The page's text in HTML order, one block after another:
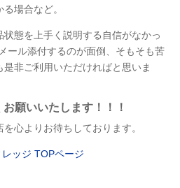
場合など。
態を上手く説明する自信がなかっ
ール添付するのが面倒、そもそも苦
非ご利用いただければと思いま
願いいたします！！！
心よりお待ちしております。
ッジ TOPページ